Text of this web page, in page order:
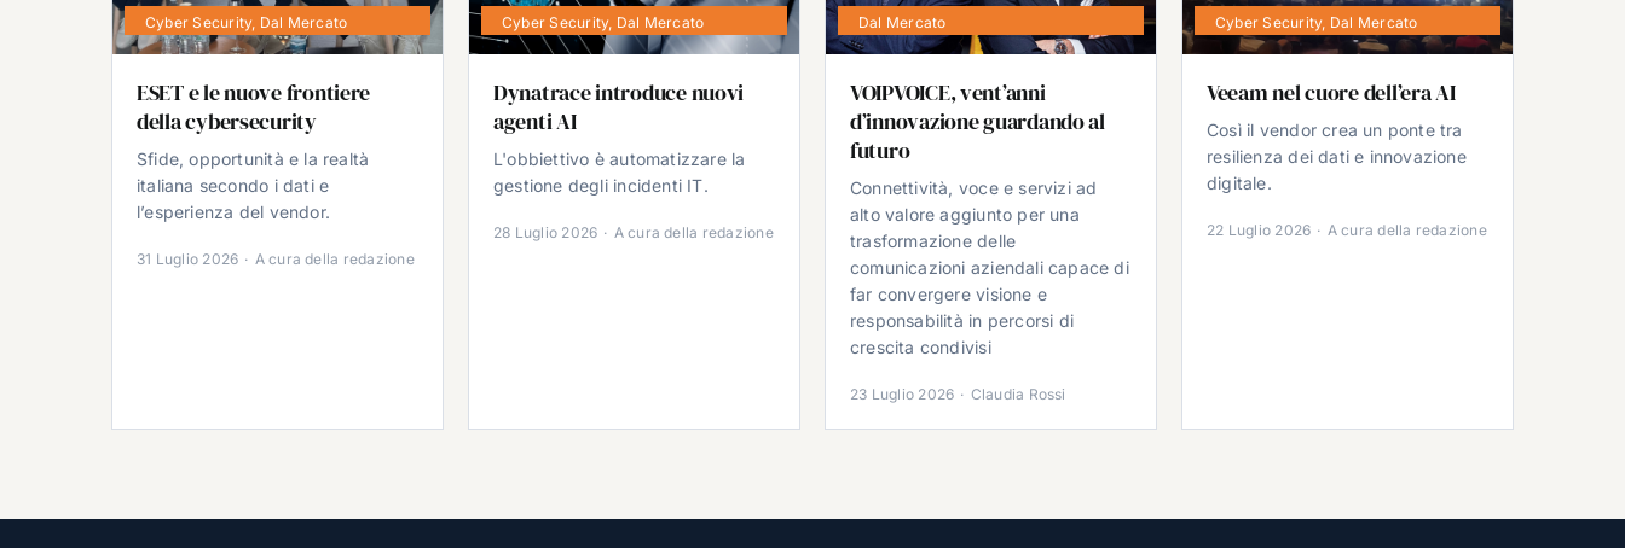
Cyber Security, Dal Mercato
ESET e le nuove frontiere
della cybersecurity
Sfide, opportunità e la realtà
italiana secondo i dati e
l’esperienza del vendor.
31 Luglio 2026 · A cura della redazione
Cyber Security, Dal Mercato
Dynatrace introduce nuovi
agenti AI
L'obbiettivo è automatizzare la
gestione degli incidenti IT.
28 Luglio 2026 · A cura della redazione
Dal Mercato
VOIPVOICE, vent’anni
d’innovazione guardando al
futuro
Connettività, voce e servizi ad
alto valore aggiunto per una
trasformazione delle
comunicazioni aziendali capace di
far convergere visione e
responsabilità in percorsi di
crescita condivisi
23 Luglio 2026 · Claudia Rossi
Cyber Security, Dal Mercato
Veeam nel cuore dell’era AI
Così il vendor crea un ponte tra
resilienza dei dati e innovazione
digitale.
22 Luglio 2026 · A cura della redazione